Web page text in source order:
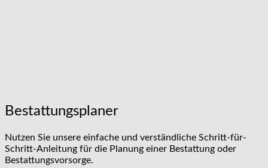
Bestattungsplaner
Nutzen Sie unsere einfache und verständliche Schritt-für-
Schritt-Anleitung für die Planung einer Bestattung oder
Bestattungsvorsorge.